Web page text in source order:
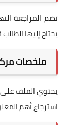
تضم المراجعة
يحتاج إليها
ملخصات
يحتوي الملف
استرجاع أهم